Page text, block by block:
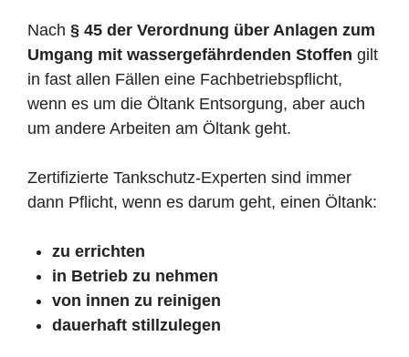
Nach § 45 der Verordnung über Anlagen zum
Umgang mit wassergefährdenden Stoffen gilt
in fast allen Fällen eine Fachbetriebspflicht,
wenn es um die Öltank Entsorgung, aber auch
um andere Arbeiten am Öltank geht.
Zertifizierte Tankschutz-Experten sind immer
dann Pflicht, wenn es darum geht, einen Öltank:
zu errichten
in Betrieb zu nehmen
von innen zu reinigen
dauerhaft stillzulegen